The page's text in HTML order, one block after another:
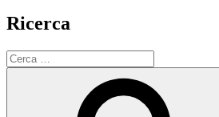
Ricerca
Cerca: